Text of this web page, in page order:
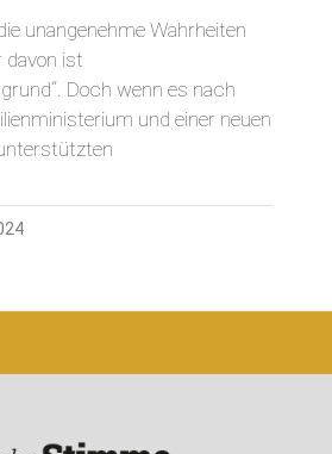
unangenehme Wahrheiten
davon ist
Doch wenn es nach
und einer neuen